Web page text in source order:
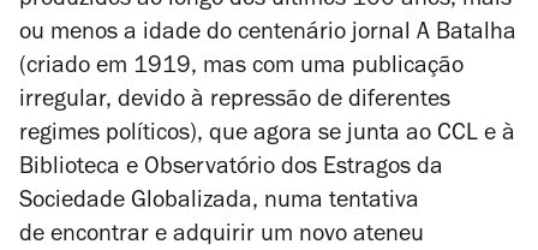
ou menos a idade do centenário jornal A Batalha
(criado em 1919, mas com uma publicação
irregular, devido à repressão de diferentes
regimes políticos), que agora se junta ao CCL e à
Biblioteca e Observatório dos Estragos da
Sociedade Globalizada, numa tentativa
de encontrar e adquirir um novo ateneu